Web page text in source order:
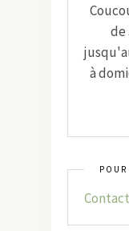
de
à
Contact